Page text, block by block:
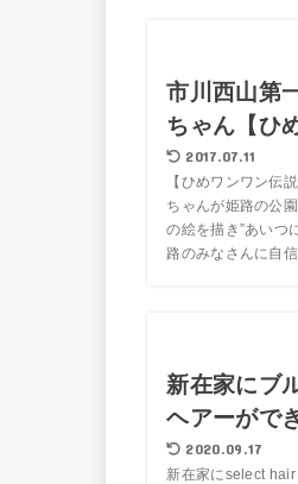
市川西山第
ちゃん【ひ
2017.07.11
【ひめワンワン伝
ちゃんが姫路の公
の絵を描き”あいつ
路のみなさんに自
新在家にブ
ヘアーがで
2020.09.17
新在家にselect